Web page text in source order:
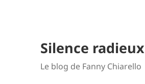
Silence radieux
Le blog de Fanny Chiarello